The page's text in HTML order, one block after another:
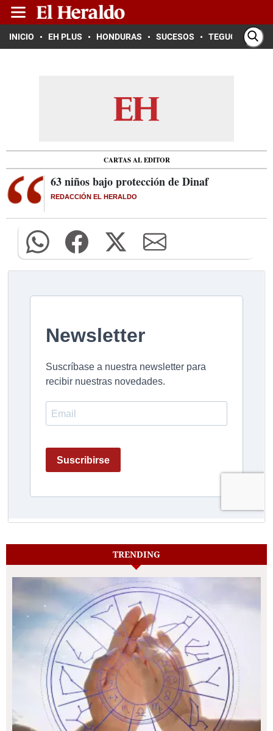
INICIO EH PLUS HONDURAS SUCESOS TEGUCIGALPA
CARTAS AL EDITOR
63 niños bajo protección de Dinaf
REDACCIÓN EL HERALDO
TRENDING